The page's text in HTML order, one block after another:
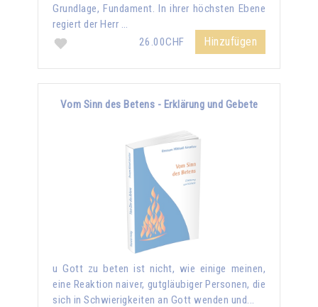
Grundlage, Fundament. In ihrer höchsten Ebene
regiert der Herr …
26.00CHF
Hinzufügen
Vom Sinn des Betens - Erklärung und Gebete
u Gott zu beten ist nicht, wie einige meinen,
eine Reaktion naiver, gutgläubiger Personen, die
sich in Schwierigkeiten an Gott wenden und...